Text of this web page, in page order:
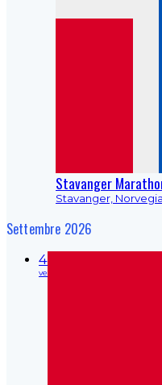
Stavanger
Stavanger, Norvegia
Settembre 2026
4
ve